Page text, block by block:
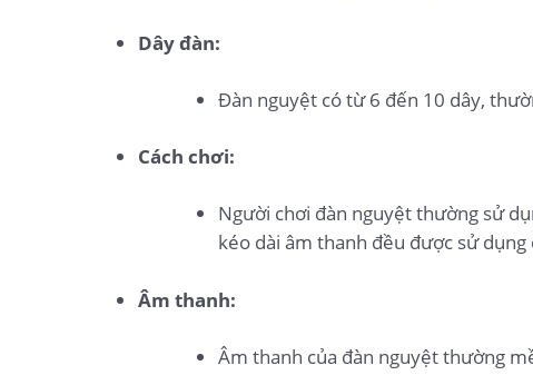
Dây đàn:
Đàn nguyệt có từ 6 đến 10 dây,
Cách chơi:
Người chơi đàn nguyệt thường sử
kéo dài âm thanh đều được sử
Âm thanh:
Âm thanh của đàn nguyệt thường